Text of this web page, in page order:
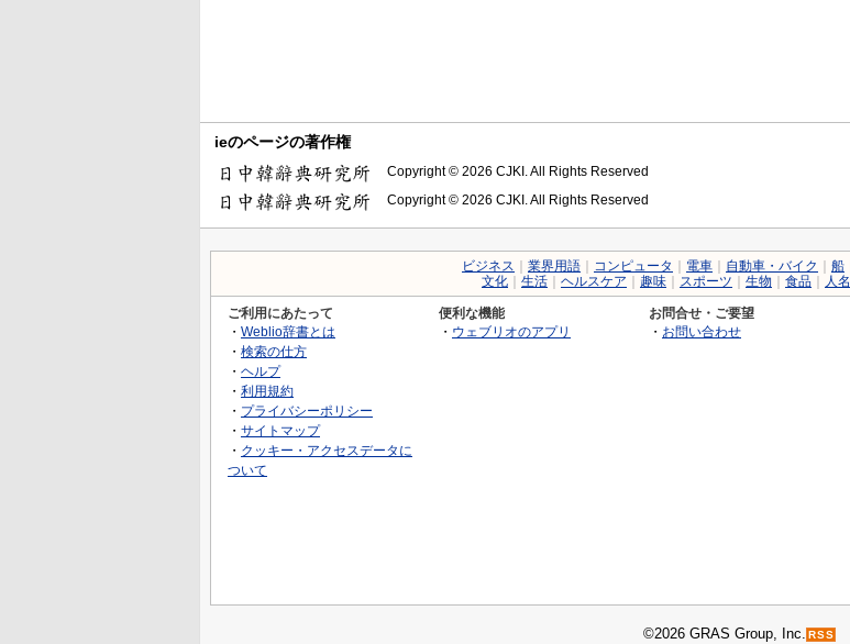
ieのページの著作権
Copyright © 2026 CJKI. All Rights Reserved
Copyright © 2026 CJKI. All Rights Reserved
ビジネス 業界用語 コンピュータ 電車 自動車・バイク 船
文化
生活 ヘルスケア 趣味 スポーツ 生物 食品 人名
ご利用にあたって
・ Weblio辞書とは
・ 検索の仕方
・ ヘルプ
・ 利用規約
・ プライバシーポリシー
・ サイトマップ
・ クッキー・アクセスデータに
ついて
便利な機能
・ ウェブリオのアプリ
お問合せ・ご要望
・ お問い合わせ
©2026 GRAS Group, Inc. RSS